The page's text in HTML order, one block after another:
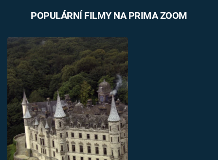
POPULÁRNÍ FILMY NA PRIMA ZOOM